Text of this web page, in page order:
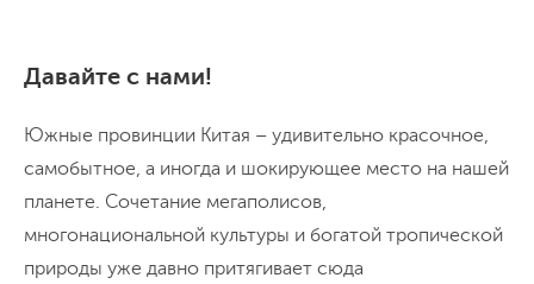
Давайте с нами!
Южные провинции Китая – удивительно красочное,
самобытное, а иногда и шокирующее место на нашей
планете. Сочетание мегаполисов,
многонациональной культуры и богатой тропической
природы уже давно притягивает сюда